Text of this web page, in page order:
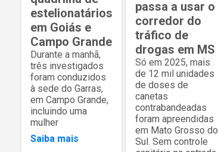
estelionatários
em Goiás e
Campo Grande
Durante a manhã,
três investigados
foram conduzidos
à sede do Garras,
em Campo Grande,
incluindo uma
mulher
Saiba mais
passa a usar o
corredor do
tráfico de
drogas em MS
Só em 2025, mais
de 12 mil unidades
de doses de
canetas
contrabandeadas
foram apreendidas
em Mato Grosso do
Sul. Sem controle